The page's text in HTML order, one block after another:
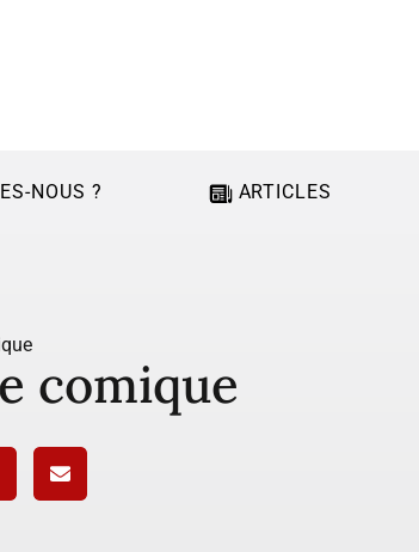
NOUS ? ARTICLES
comique